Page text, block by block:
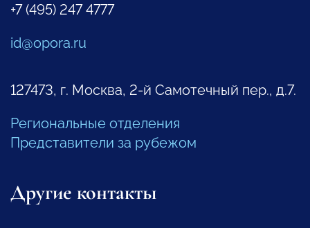
+7 (495) 247 4777
id@opora.ru
127473, г. Москва, 2-й Самотечный пер., д.7.
Региональные отделения
Представители за рубежом
Другие контакты